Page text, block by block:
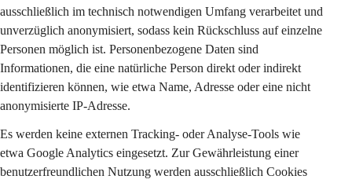
ausschließlich im technisch notwendigen Umfang verarbeitet und
unverzüglich anonymisiert, sodass kein Rückschluss auf einzelne
Personen möglich ist. Personenbezogene Daten sind
Informationen, die eine natürliche Person direkt oder indirekt
identifizieren können, wie etwa Name, Adresse oder eine nicht
anonymisierte IP-Adresse.
Es werden keine externen Tracking- oder Analyse-Tools wie
etwa Google Analytics eingesetzt. Zur Gewährleistung einer
benutzerfreundlichen Nutzung werden ausschließlich Cookies